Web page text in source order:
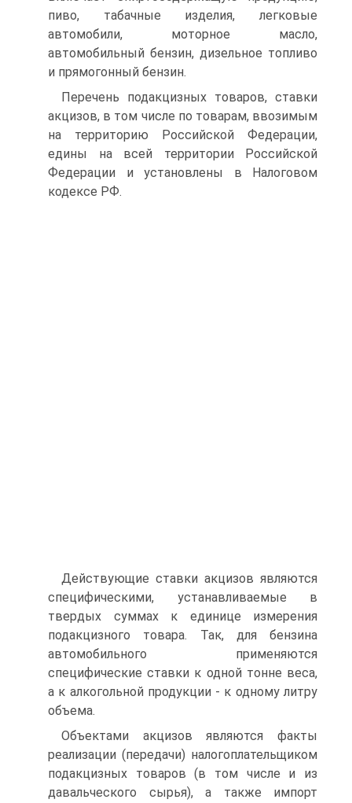
пиво, табачные изделия, легковые
автомобили, моторное масло,
автомобильный бензин, дизельное топливо
и прямогонный бензин.
Перечень подакцизных товаров, ставки
акцизов, в том числе по товарам, ввозимым
на территорию Российской Федерации,
едины на всей территории Российской
Федерации и установлены в Налоговом
кодексе РФ.
Действующие ставки акцизов являются
специфическими, устанавливаемые в
твердых суммах к единице измерения
подакцизного товара. Так, для бензина
автомобильного применяются
специфические ставки к одной тонне веса,
а к алкогольной продукции - к одному литру
объема.
Объектами акцизов являются факты
реализации (передачи) налогоплательщиком
подакцизных товаров (в том числе и из
давальческого сырья), а также импорт